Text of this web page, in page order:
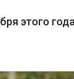
этого года